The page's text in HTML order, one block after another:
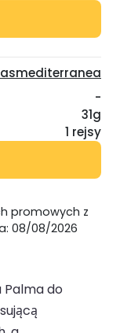
-
31g
1 rejsy
promowych z
08/08/2026
Palma do